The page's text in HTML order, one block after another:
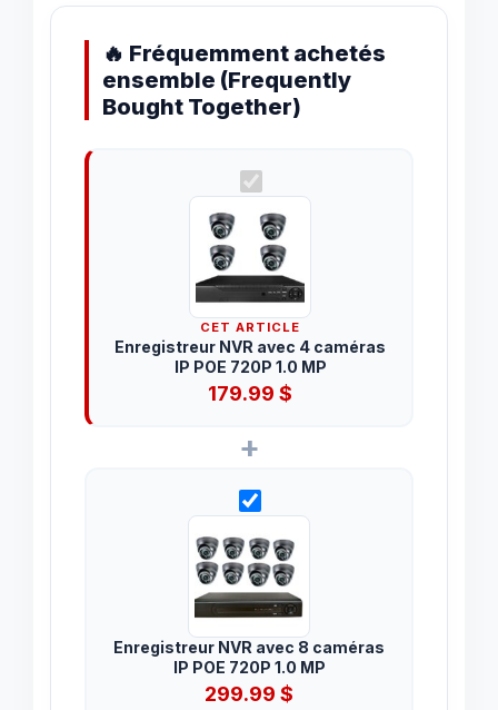
🔥 Fréquemment achetés
ensemble (Frequently
Bought Together)
CET ARTICLE
Enregistreur NVR avec 4 caméras
IP POE 720P 1.0 MP
179.99$
+
Enregistreur NVR avec 8 caméras
IP POE 720P 1.0 MP
299.99 $